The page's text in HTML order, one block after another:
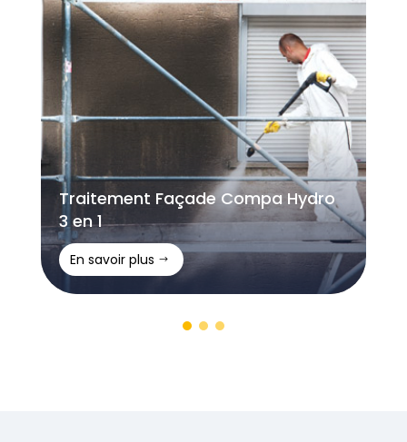
Traitement Façade Compa Hydro
3 en 1
En savoir plus $